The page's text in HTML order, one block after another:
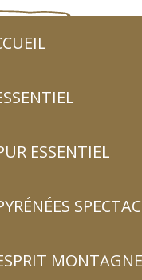
ESSENTIEL
MONTAGNE